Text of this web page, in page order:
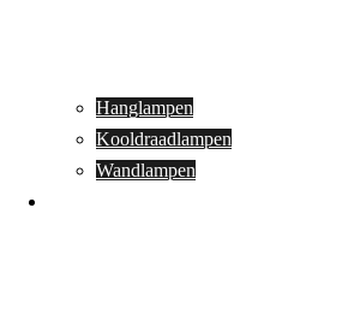
Hanglampen
Kooldraadlampen
Wandlampen